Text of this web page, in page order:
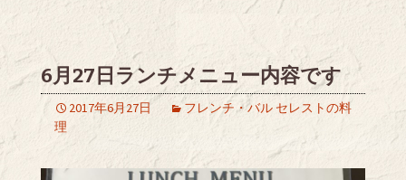
6月27日ランチメニュー内容です
2017年6月27日
フレンチ・バル セレストの料
理